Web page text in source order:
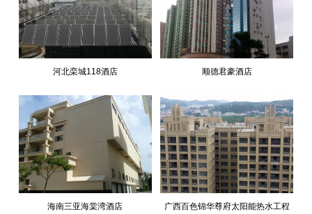
河北栾城118酒店 顺德君豪酒店
海南三亚海棠湾酒店 广西百色锦华尊府太阳能热水工程